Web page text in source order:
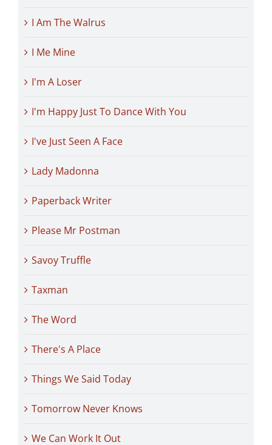
I Am The Walrus
I Me Mine
I'm A Loser
I'm Happy Just To Dance With You
I've Just Seen A Face
Lady Madonna
Paperback Writer
Please Mr Postman
Savoy Truffle
Taxman
The Word
There's A Place
Things We Said Today
Tomorrow Never Knows
We Can Work It Out